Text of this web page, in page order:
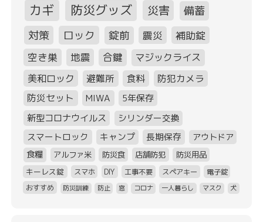
カギ
防災グッズ 災害
備蓄
対策
ロック 錠前 震災
補助錠
空き巣
地震 合鍵
マジックライス
美和ロック
避難所 食料
防犯カメラ
防災セット
MIWA
5年保存
新型コロナウイルス
シリンダー交換
スマートロック
キャンプ 長期保存
アウトドア
食糧
アルファ米 防災食 店舗防犯 防災用品
キーレス錠 スマホ DIY 工事不要 スペアキー
電子錠
おすすめ
防災訓練 防止 窓 コロナ 一人暮らし マスク 犬